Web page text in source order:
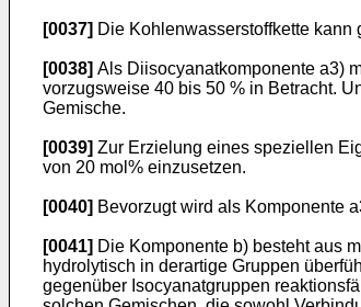
[0037] Die Kohlenwasserstoffkette
[0038] Als Diisocyanatkomponente a3)
vorzugsweise 40 bis 50 % in Betracht.
Gemische.
[0039] Zur Erzielung eines speziellen
von 20 mol% einzusetzen.
[0040] Bevorzugt wird als Komponente
[0041] Die Komponente b) besteht aus
hydrolytisch in derartige Gruppen
gegenüber Isocyanatgruppen